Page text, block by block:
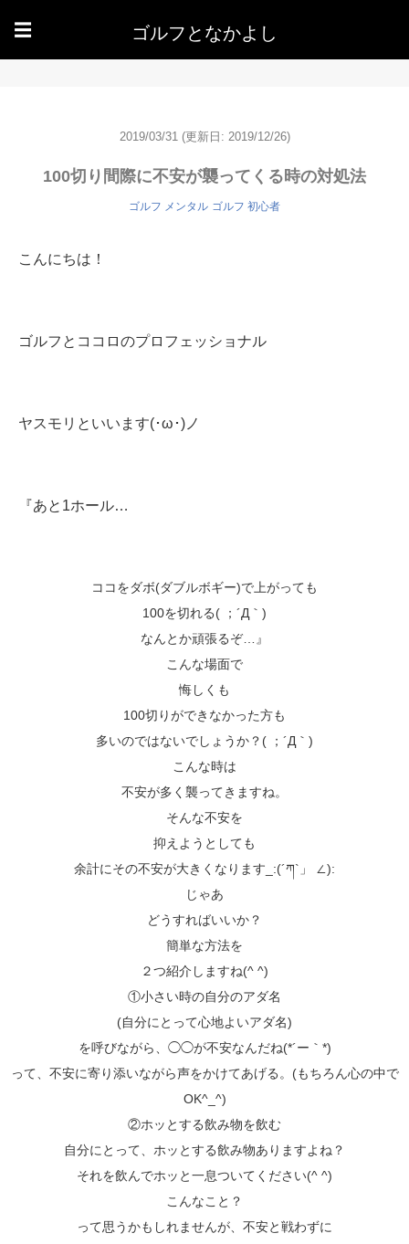
☰ ゴルフとなかよし
2019/03/31 (更新日: 2019/12/26)
100切り間際に不安が襲ってくる時の対処法
ゴルフ メンタル ゴルフ 初心者
こんにちは！
ゴルフとココロのプロフェッショナル
ヤスモリといいます(･ω･)ノ
『あと1ホール…
ココをダボ(ダブルボギー)で上がっても
100を切れる( ；´Д｀)
なんとか頑張るぞ…』
こんな場面で
悔しくも
100切りができなかった方も
多いのではないでしょうか？( ；´Д｀)
こんな時は
不安が多く襲ってきますね。
そんな不安を
抑えようとしても
余計にその不安が大きくなります_:(´ཀ`」 ∠):
じゃあ
どうすればいいか？
簡単な方法を
２つ紹介しますね(^ ^)
①小さい時の自分のアダ名
(自分にとって心地よいアダ名)
を呼びながら、◯◯が不安なんだね(*´ー｀*)
って、不安に寄り添いながら声をかけてあげる。(もちろん心の中で
OK^_^)
②ホッとする飲み物を飲む
自分にとって、ホッとする飲み物ありますよね？
それを飲んでホッと一息ついてください(^ ^)
こんなこと？
って思うかもしれませんが、不安と戦わずに